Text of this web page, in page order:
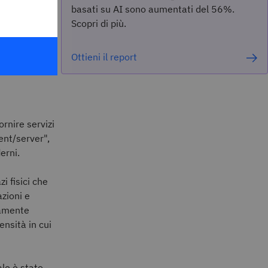
servizi
server",
fisici che
e
in cui
basati su AI sono aumentati del 56%.
Scopri di più.
Ottieni il report